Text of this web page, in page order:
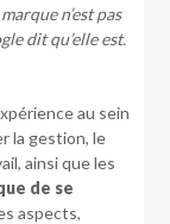
n’est pas
dit qu’elle est.
au sein
la gestion, le
ainsi que les
de se
aspects,